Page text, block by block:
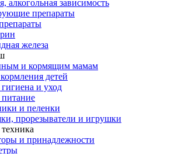
алкогольная зависимость
препараты
железа
и кормящим мамам
детей
гигиена и уход
питание
и пеленки
прорезыватели и игрушки
и принадлежности